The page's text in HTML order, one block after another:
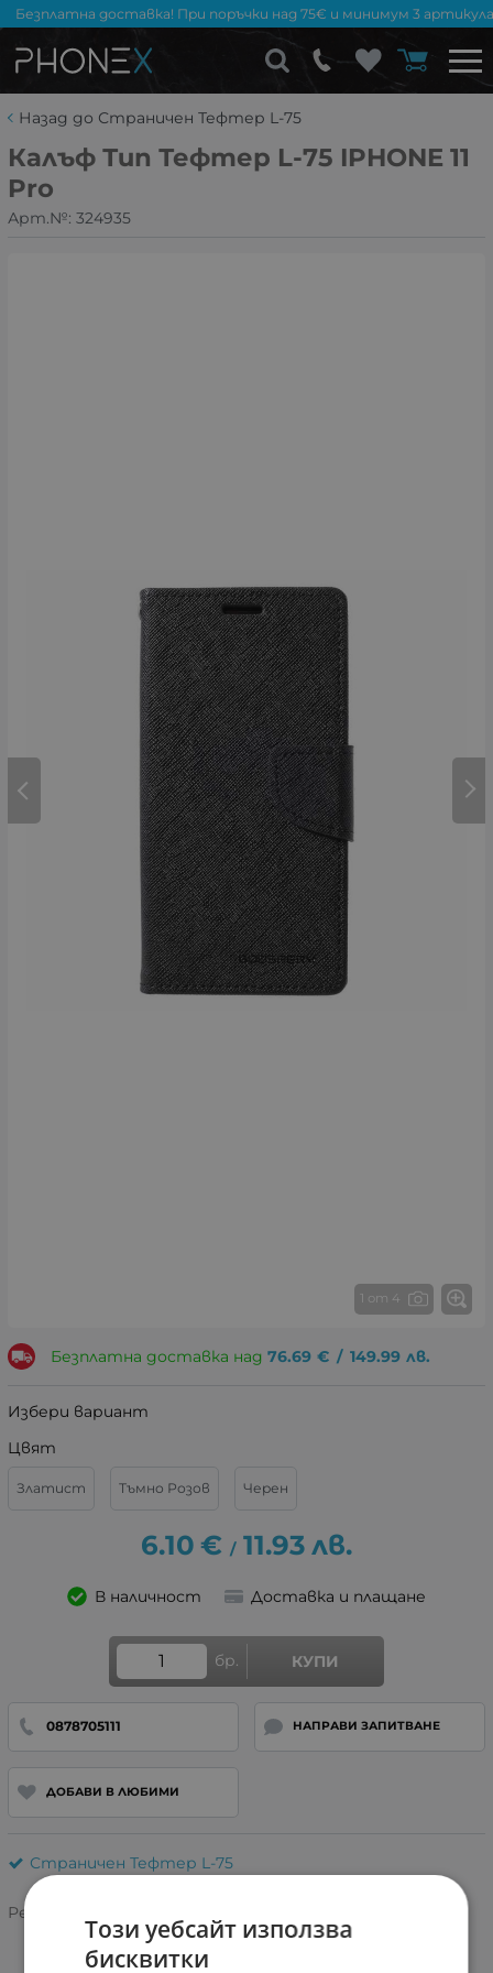
Безплатна доставка! При поръчки над 75€ и минимум 3
Назад до Страничен Тефтер L-75
Калъф Тип Тефтер L-75 IPHONE 11
Pro
Арт.№: 324935
1 от 4
Безплатна доставка над 76.69 € / 149.99 лв.
Избери вариант
Цвят
Златист Тъмно Розов Черен
6.10 € / 11.93 лв.
В наличност Доставка и плащане
бр. КУПИ
0878705111 НАПРАВИ ЗАПИТВАНЕ
ДОБАВИ В ЛЮБИМИ
Страничен Тефтер L-75
Рейтинг:
Този уебсайт използва
бисквитки